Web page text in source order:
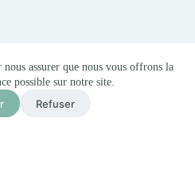
assurer que nous vous offrons la
possible sur notre site.
Refuser
Création du site :
Baptiste
de Vente
Ajouter au panier